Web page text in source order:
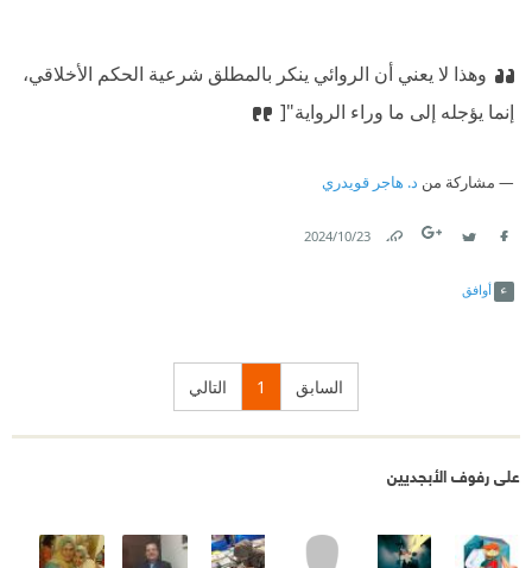
وهذا لا يعني أن الروائي ينكر بالمطلق شرعية الحكم الأخلاقي،
إنما يؤجله إلى ما وراء الرواية"[
مشاركة من د. هاجر قويدري
23‏/10‏/2024
أوافق
السابق 1 التالي
على رفوف الأبجديين